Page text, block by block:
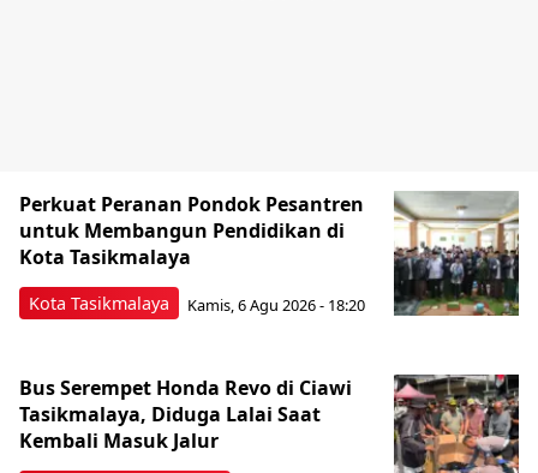
Kota Tasikmalaya
Perkuat Peranan Pondok Pesantren
untuk Membangun Pendidikan di
Kota Tasikmalaya ‎
Kamis, 6 Agu 2026 - 18:20
Bus Serempet Honda Revo di Ciawi
Tasikmalaya, Diduga Lalai Saat
Kembali Masuk Jalur